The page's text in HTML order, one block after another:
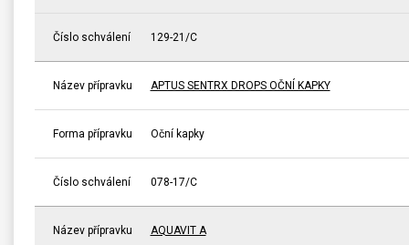
Číslo schválení 129-21/C
Název přípravku APTUS SENTRX DROPS OČNÍ KAPKY
Forma přípravku Oční kapky
Číslo schválení 078-17/C
Název přípravku AQUAVIT A